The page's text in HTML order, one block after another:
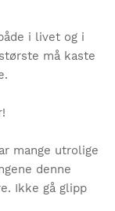
i livet og i
må kaste
mange utrolige
denne
Ikke gå glipp